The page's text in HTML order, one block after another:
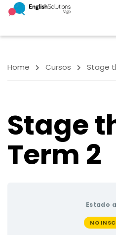
Home Cursos Stage
Stage
Term 2
Estado
NO